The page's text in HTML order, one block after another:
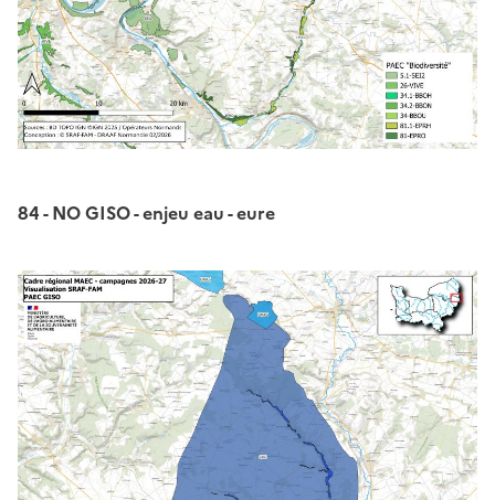
84 - NO GISO - enjeu eau - eure